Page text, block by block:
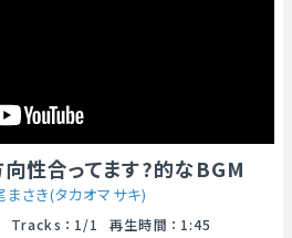
向性合ってます?的なBGM
まさき(タカオマサキ)
Tracks ： 1/1 再生時間 ： 1:45